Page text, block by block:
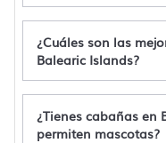
¿Cuáles son las
Balearic Islands?
¿Tienes cabañas en
permiten mascotas?